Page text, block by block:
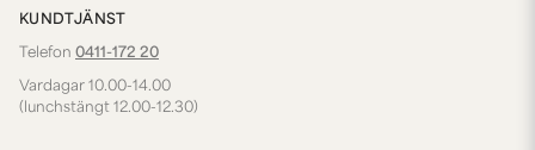
KUNDTJÄNST
Telefon 0411-172 20
Vardagar 10.00-14.00
(lunchstängt 12.00-12.30)